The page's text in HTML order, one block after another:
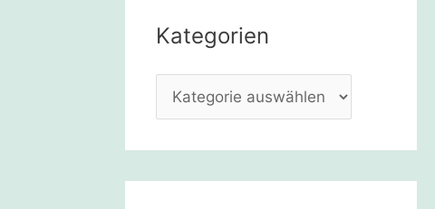
n
n
Kategorien
a
t
e